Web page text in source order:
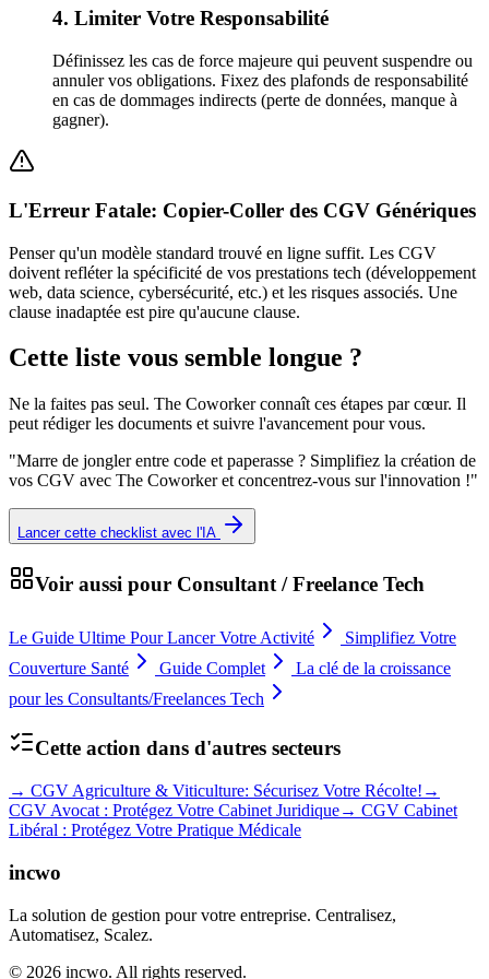
4. Limiter Votre Responsabilité
Définissez les cas de force majeure qui peuvent suspendre ou
annuler vos obligations. Fixez des plafonds de responsabilité
en cas de dommages indirects (perte de données, manque à
gagner).
L'Erreur Fatale: Copier-Coller des CGV Génériques
Penser qu'un modèle standard trouvé en ligne suffit. Les CGV
doivent refléter la spécificité de vos prestations tech (développement
web, data science, cybersécurité, etc.) et les risques associés. Une
clause inadaptée est pire qu'aucune clause.
Cette liste vous semble longue ?
Ne la faites pas seul. The Coworker connaît ces étapes par cœur. Il
peut rédiger les documents et suivre l'avancement pour vous.
"Marre de jongler entre code et paperasse ? Simplifiez la création de
vos CGV avec The Coworker et concentrez-vous sur l'innovation !"
Lancer cette checklist avec l'IA
Voir aussi pour Consultant / Freelance Tech
Le Guide Ultime Pour Lancer Votre Activité
Simplifiez Votre
Couverture Santé
Guide Complet
La clé de la croissance
pour les Consultants/Freelances Tech
Cette action dans d'autres secteurs
→ CGV Agriculture & Viticulture: Sécurisez Votre Récolte! →
CGV Avocat : Protégez Votre Cabinet Juridique→ CGV Cabinet
Libéral : Protégez Votre Pratique Médicale
incwo
La solution de gestion pour votre entreprise. Centralisez,
Automatisez, Scalez.
© 2026 incwo. All rights reserved.